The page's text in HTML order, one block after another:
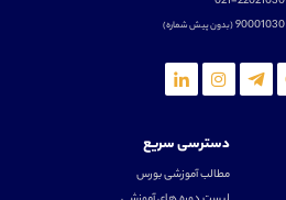
90001030(بدون پیش شماره)
دسترسی سریع
مطالب آموزشی بورس